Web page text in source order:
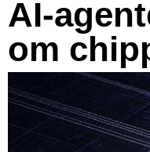
AI-
om